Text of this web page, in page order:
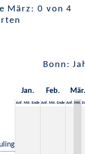
März: 0 von 4
Bonn:
Jan. Feb. Mär.
Anf. Mit. Ende Anf. Mit. Ende Anf. Mit.